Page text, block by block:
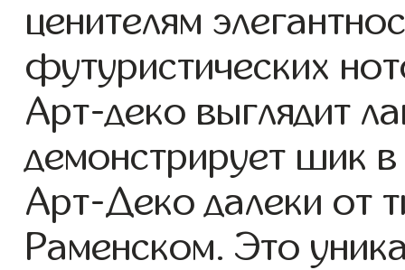
ценителям
футуристических
Арт-деко выглядит
демонстрирует шик
Арт-Деко далеки от
Раменском. Это